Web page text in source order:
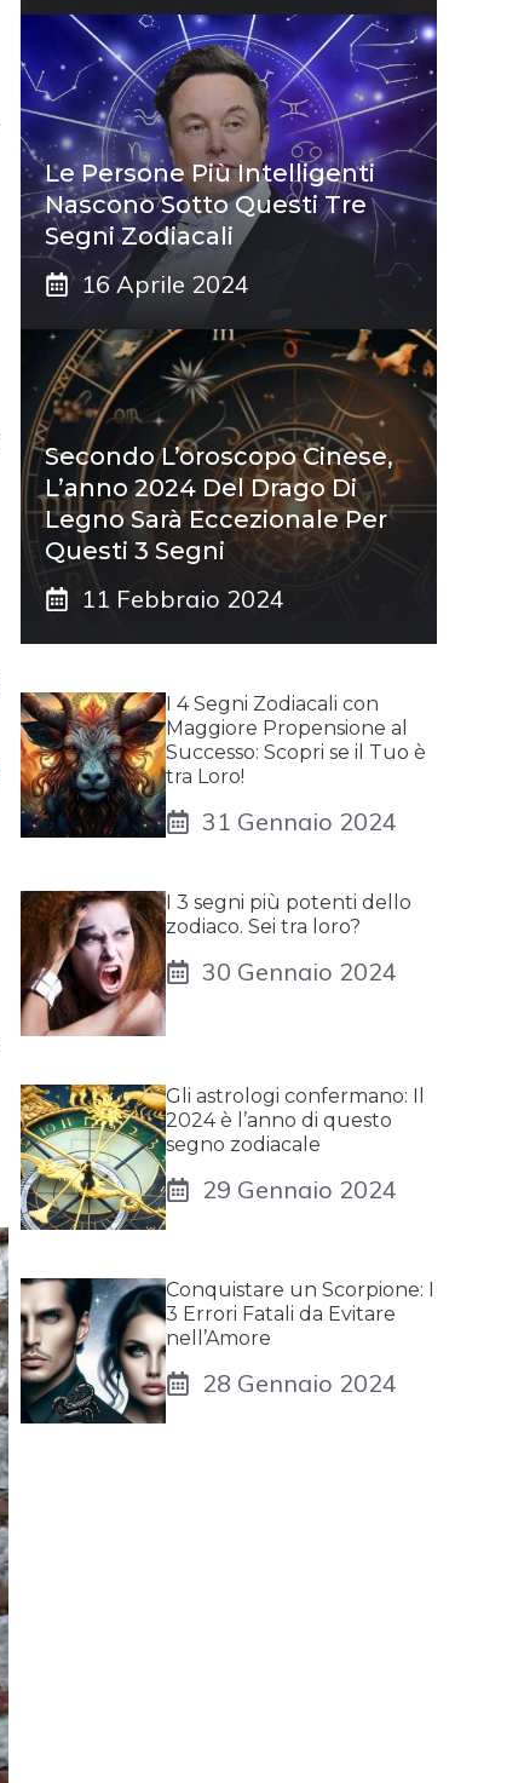
Le Persone Più Intelligenti
Nascono Sotto Questi Tre
Segni Zodiacali
16 Aprile 2024
Secondo L’oroscopo Cinese,
L’anno 2024 Del Drago Di
Legno Sarà Eccezionale Per
Questi 3 Segni
11 Febbraio 2024
I 4 Segni Zodiacali con
Maggiore Propensione al
Successo: Scopri se il Tuo è
tra Loro!
31 Gennaio 2024
I 3 segni più potenti dello
zodiaco. Sei tra loro?
30 Gennaio 2024
Gli astrologi confermano: Il
2024 è l’anno di questo
segno zodiacale
29 Gennaio 2024
Conquistare un Scorpione: I
3 Errori Fatali da Evitare
nell’Amore
28 Gennaio 2024